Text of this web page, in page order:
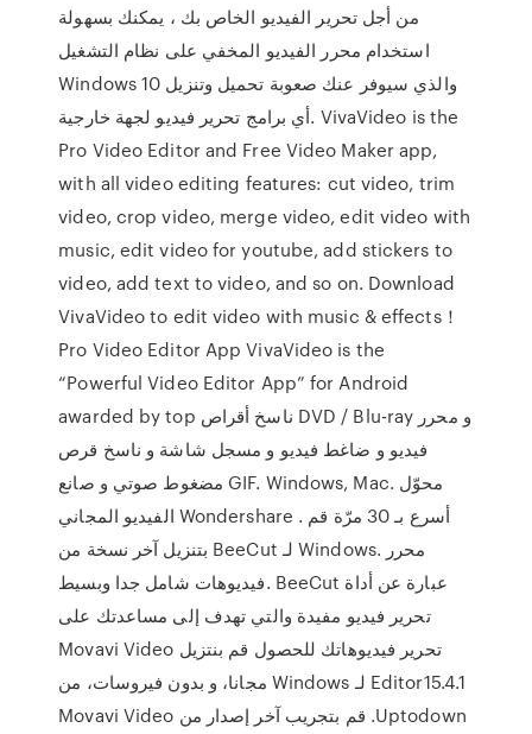
من أجل تحرير الفيديو الخاص بك ، يمكنك بسهولة
استخدام محرر الفيديو المخفي على نظام التشغيل
Windows 10 والذي سيوفر عنك صعوبة تحميل وتنزيل
أي برامج تحرير فيديو لجهة خارجية. VivaVideo is the
Pro Video Editor and Free Video Maker app,
with all video editing features: cut video, trim
video, crop video, merge video, edit video with
music, edit video for youtube, add stickers to
video, add text to video, and so on. Download
VivaVideo to edit video with music & effects！
Pro Video Editor App VivaVideo is the
“Powerful Video Editor App” for Android
awarded by top ناسخ أقراص DVD / Blu-ray و محرر
فيديو و ضاغط فيديو و مسجل شاشة و ناسخ قرص
مضغوط صوتي و صانع GIF. Windows, Mac. محوّل
الفيديو المجاني Wondershare . أسرع بـ 30 مرّة قم
بتنزيل آخر نسخة من BeeCut لـ Windows. محرر
فيديوهات شامل جدا وبسيط. BeeCut عبارة عن أداة
تحرير فيديو مفيدة والتي تهدف إلى مساعدتك على
تحرير فيديوهاتك للحصول ‫قم بنتزيل Movavi Video
Editor15.4.1 لـ Windows مجانا، و بدون فيروسات، من
Uptodown. قم بتجريب آخر إصدار من Movavi Video